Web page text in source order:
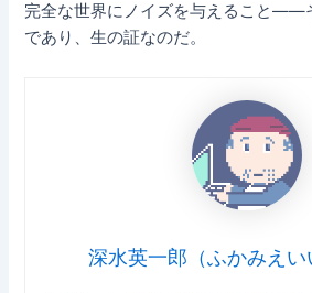
完全な世界にノイズを与えること——
であり、生の証なのだ。
深水英一郎（ふかみえい